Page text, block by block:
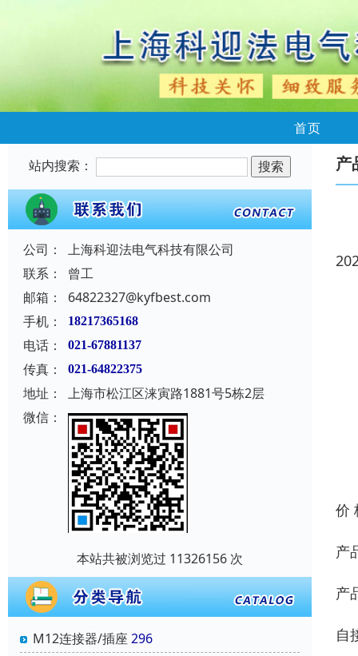
首页
站内搜索：
公司：
上海科迎法电气科技有限公司
联系：
曾工
邮箱：
64822327@kyfbest.com
手机：
18217365168
电话： 021-67881137
传真： 021-64822375
地址：
上海市松江区涞寅路1881号5栋2层
微信：
本站共被浏览过 11326156 次
M12连接器/插座 296
产
价
产
产
自